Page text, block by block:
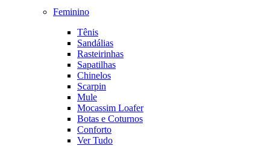
Feminino
Tênis
Sandálias
Rasteirinhas
Sapatilhas
Chinelos
Scarpin
Mule
Mocassim Loafer
Botas e Coturnos
Conforto
Ver Tudo